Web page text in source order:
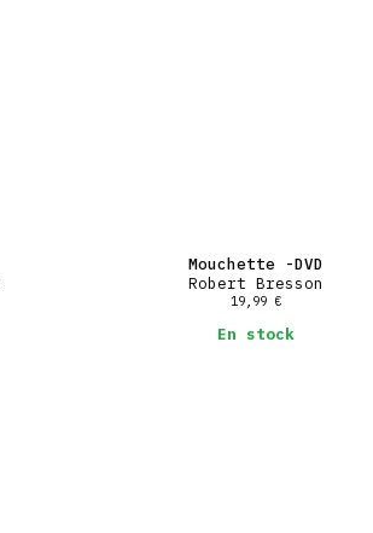
Mouchette -DVD
Robert Bresson
19,99 €
En stock